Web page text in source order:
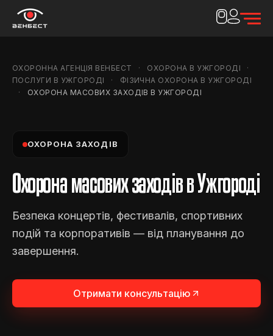
ОХОРОННА АГЕНЦІЯ ВЕНБЕСТ
ОХОРОНА В УЖГОРОДІ
ПОСЛУГИ В УЖГОРОДІ
ФІЗИЧНА ОХОРОНА В УЖГОРОДІ
ОХОРОНА МАСОВИХ ЗАХОДІВ В УЖГОРОДІ
ОХОРОНА ЗАХОДІВ
Охорона масових заходів в Ужгороді
Безпека концертів, фестивалів, спортивних
подій та корпоративів — від планування до
завершення.
Отримати консультацію